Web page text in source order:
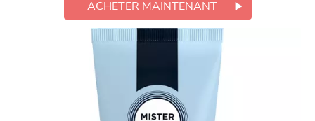
ACHETER MAINTENANT